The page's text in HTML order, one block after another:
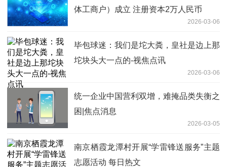
体工商户）成立 注册资本2万人民币
2026-03-06
毕包球迷：我们是坨大粪，皇社是边上那
坨块头大一点的-视焦点讯
2026-03-06
统一企业中国营利双增，难掩品类失衡之
困|焦点消息
2026-03-05
南京栖霞龙潭村开展“学雷锋送服务”主题
志愿活动 每日热文